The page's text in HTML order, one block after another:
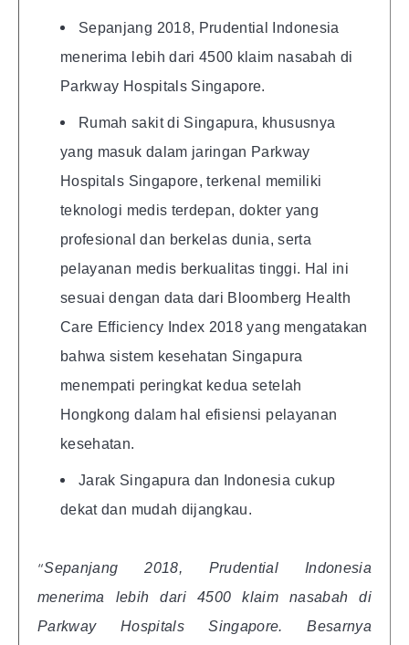
Sepanjang 2018, Prudential Indonesia
menerima lebih dari 4500 klaim nasabah di
Parkway Hospitals Singapore.
Rumah sakit di Singapura, khususnya
yang masuk dalam jaringan Parkway
Hospitals Singapore, terkenal memiliki
teknologi medis terdepan, dokter yang
profesional dan berkelas dunia, serta
pelayanan medis berkualitas tinggi. Hal ini
sesuai dengan data dari Bloomberg Health
Care Efficiency Index 2018 yang mengatakan
bahwa sistem kesehatan Singapura
menempati peringkat kedua setelah
Hongkong dalam hal efisiensi pelayanan
kesehatan.
Jarak Singapura dan Indonesia cukup
dekat dan mudah dijangkau.
“Sepanjang 2018, Prudential Indonesia
menerima lebih dari 4500 klaim nasabah di
Parkway Hospitals Singapore. Besarnya